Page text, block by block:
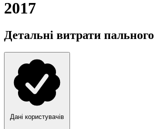
2017
Детальні витрати пального
Дані користувачів